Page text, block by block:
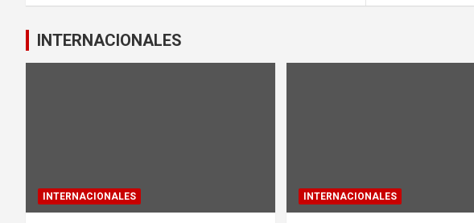
INTERNACIONALES
INTERNACIONALES INTERNACIONALES